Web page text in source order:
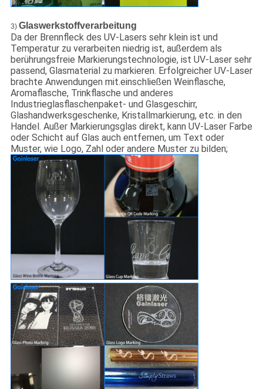
3) Glaswerkstoffverarbeitung
Da der Brennfleck des UV-Lasers sehr klein ist und
Temperatur zu verarbeiten niedrig ist, außerdem als
berührungsfreie Markierungstechnologie, ist UV-Laser sehr
passend, Glasmaterial zu markieren. Erfolgreicher UV-Laser
brachte Anwendungen mit.einschließen Weinflasche,
Aromaflasche, Trinkflasche und anderes
Industrieglasflaschenpaket- und Glasgeschirr,
Glashandwerksgeschenke, Kristallmarkierung, etc. in den
Handel. Außer Markierungsglas direkt, kann UV-Laser Farbe
oder Schicht auf Glas auch entfernen, um Text oder
Muster, wie Logo, Zahl oder andere Muster zu bilden;